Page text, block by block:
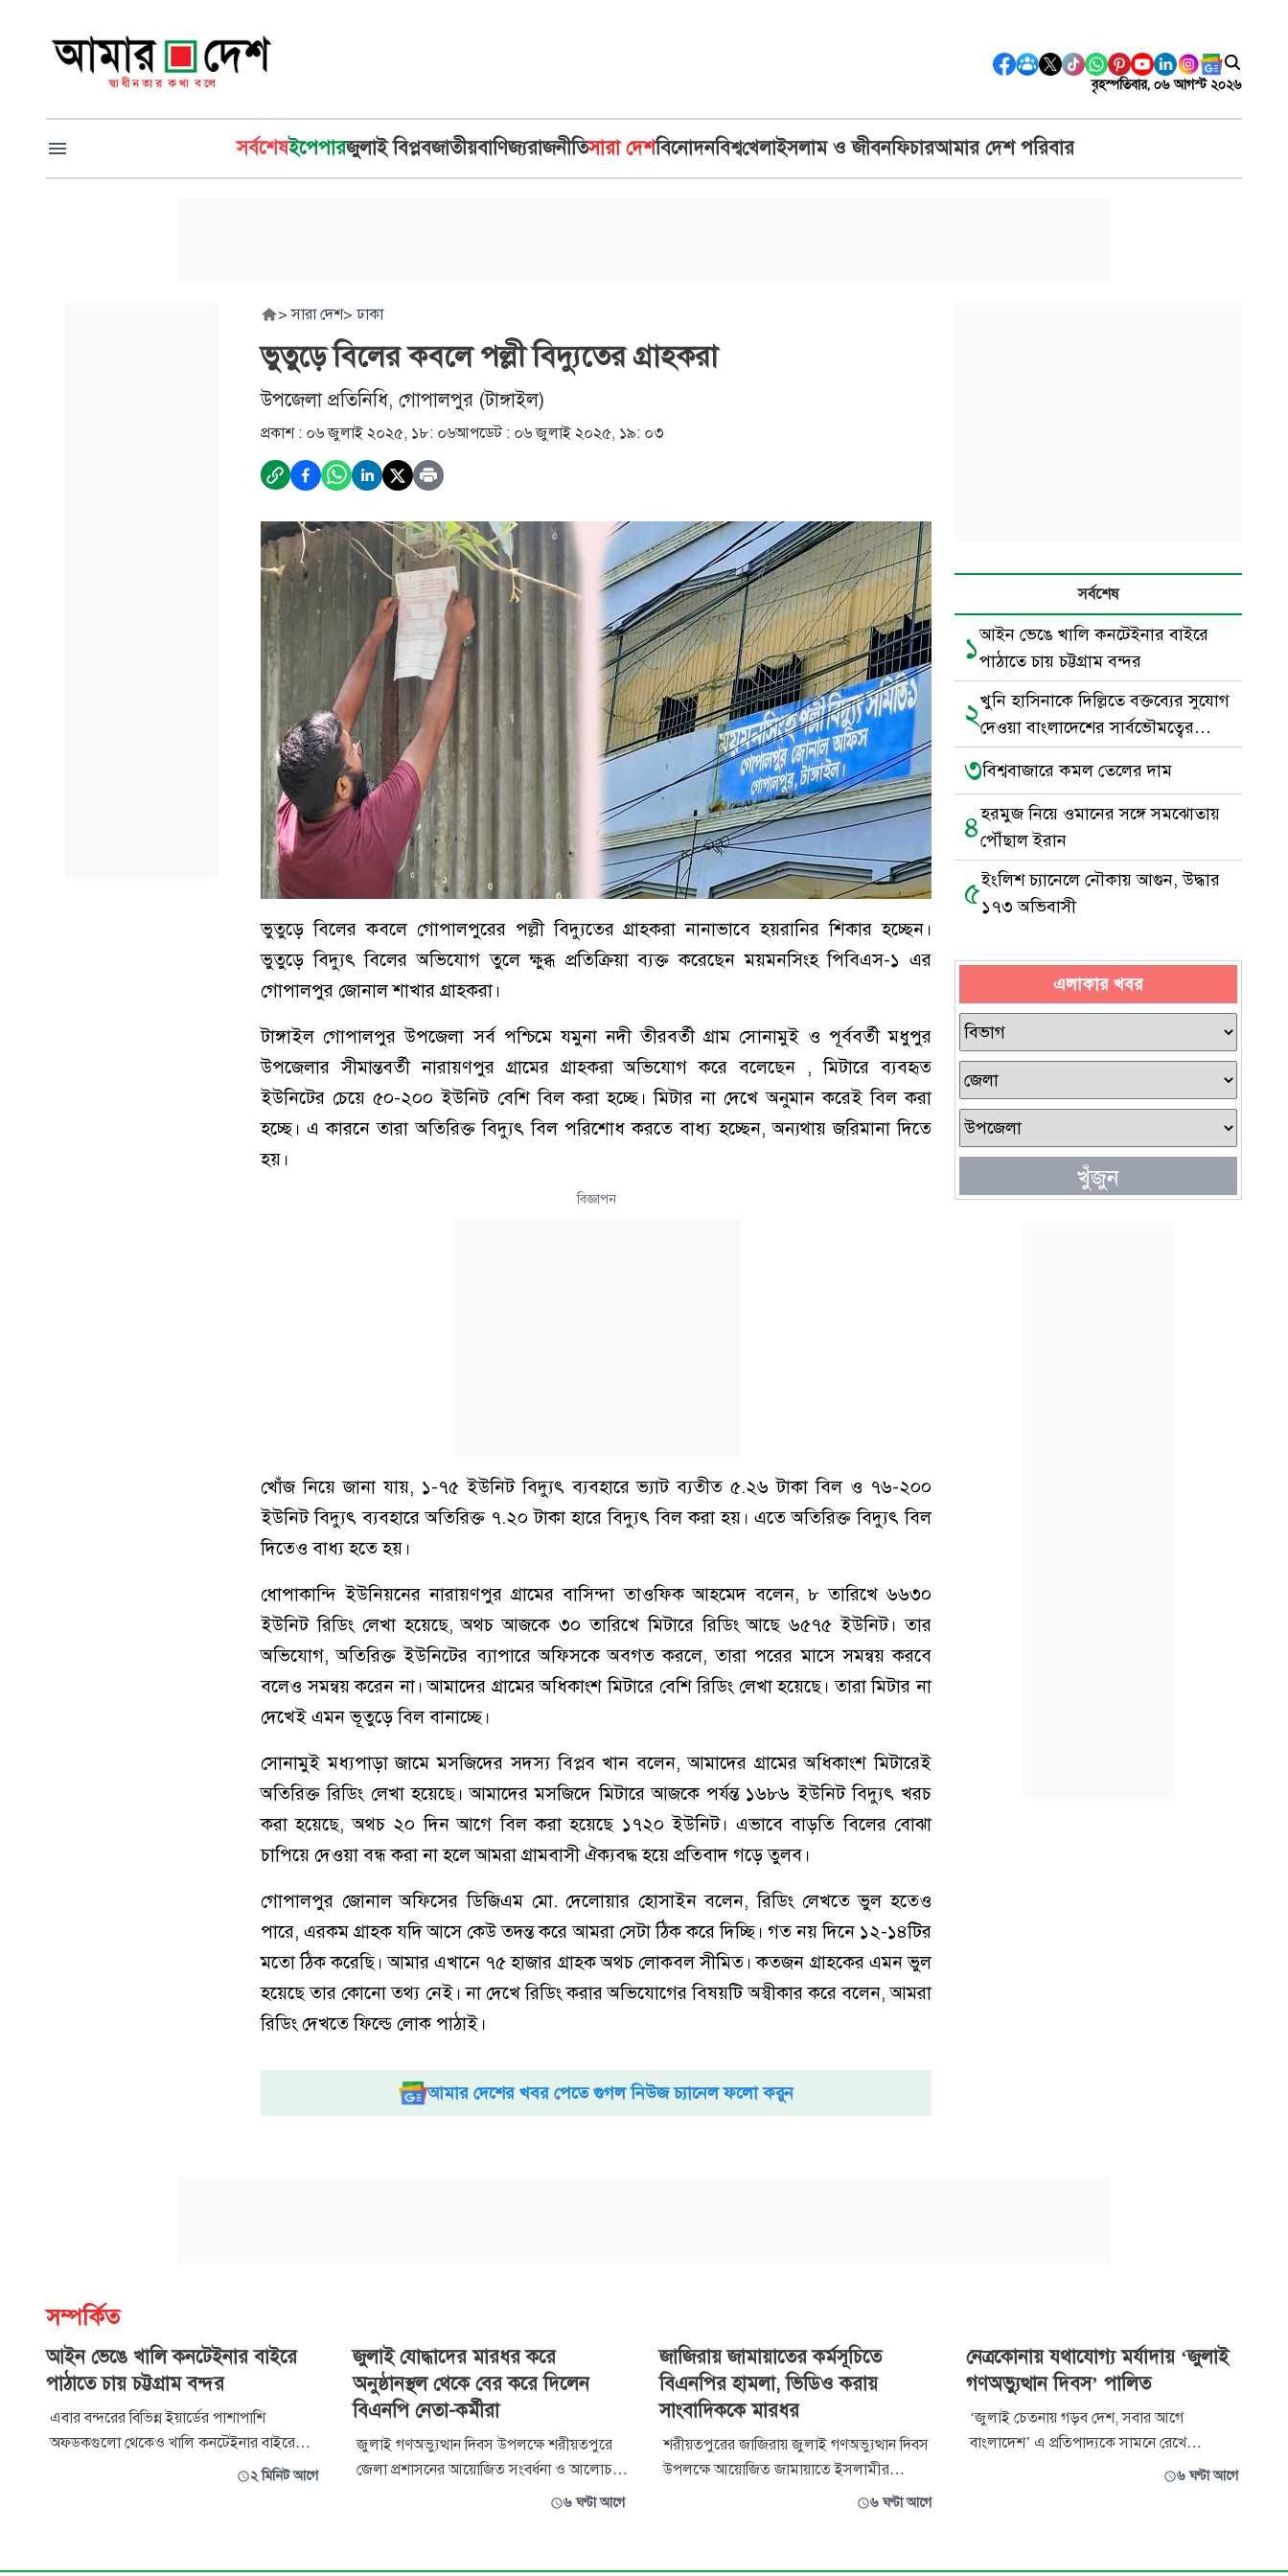
বৃহস্পতিবার, ০৬ আগস্ট ২০২৬
সর্বশেষইপেপারজুলাই বিপ্লবজাতীয়বাণিজ্যরাজনীতিসারা দেশবিনোদনবিশ্বখেলাইসলাম ও জীবনফিচারআমার দেশ পরিবার
> সারা দেশ> ঢাকা
ভুতুড়ে বিলের কবলে পল্লী বিদ্যুতের গ্রাহকরা
উপজেলা প্রতিনিধি, গোপালপুর (টাঙ্গাইল)
প্রকাশ : ০৬ জুলাই ২০২৫, ১৮: ০৬আপডেট : ০৬ জুলাই ২০২৫, ১৯: ০৩
ভুতুড়ে বিলের কবলে গোপালপুরের পল্লী বিদ্যুতের গ্রাহকরা নানাভাবে হয়রানির শিকার হচ্ছেন।
ভুতুড়ে বিদ্যুৎ বিলের অভিযোগ তুলে ক্ষুব্ধ প্রতিক্রিয়া ব্যক্ত করেছেন ময়মনসিংহ পিবিএস-১ এর
গোপালপুর জোনাল শাখার গ্রাহকরা।
টাঙ্গাইল গোপালপুর উপজেলা সর্ব পশ্চিমে যমুনা নদী তীরবর্তী গ্রাম সোনামুই ও পূর্ববর্তী মধুপুর
উপজেলার সীমান্তবর্তী নারায়ণপুর গ্রামের গ্রাহকরা অভিযোগ করে বলেছেন , মিটারে ব্যবহৃত
ইউনিটের চেয়ে ৫০-২০০ ইউনিট বেশি বিল করা হচ্ছে। মিটার না দেখে অনুমান করেই বিল করা
হচ্ছে। এ কারনে তারা অতিরিক্ত বিদ্যুৎ বিল পরিশোধ করতে বাধ্য হচ্ছেন, অন্যথায় জরিমানা দিতে
হয়।
বিজ্ঞাপন
খোঁজ নিয়ে জানা যায়, ১-৭৫ ইউনিট বিদ্যুৎ ব্যবহারে ভ্যাট ব্যতীত ৫.২৬ টাকা বিল ও ৭৬-২০০
ইউনিট বিদ্যুৎ ব্যবহারে অতিরিক্ত ৭.২০ টাকা হারে বিদ্যুৎ বিল করা হয়। এতে অতিরিক্ত বিদ্যুৎ বিল
দিতেও বাধ্য হতে হয়।
ধোপাকান্দি ইউনিয়নের নারায়ণপুর গ্রামের বাসিন্দা তাওফিক আহমেদ বলেন, ৮ তারিখে ৬৬৩০
ইউনিট রিডিং লেখা হয়েছে, অথচ আজকে ৩০ তারিখে মিটারে রিডিং আছে ৬৫৭৫ ইউনিট। তার
অভিযোগ, অতিরিক্ত ইউনিটের ব্যাপারে অফিসকে অবগত করলে, তারা পরের মাসে সমন্বয় করবে
বলেও সমন্বয় করেন না। আমাদের গ্রামের অধিকাংশ মিটারে বেশি রিডিং লেখা হয়েছে। তারা মিটার না
দেখেই এমন ভূতুড়ে বিল বানাচ্ছে।
সোনামুই মধ্যপাড়া জামে মসজিদের সদস্য বিপ্লব খান বলেন, আমাদের গ্রামের অধিকাংশ মিটারেই
অতিরিক্ত রিডিং লেখা হয়েছে। আমাদের মসজিদে মিটারে আজকে পর্যন্ত ১৬৮৬ ইউনিট বিদ্যুৎ খরচ
করা হয়েছে, অথচ ২০ দিন আগে বিল করা হয়েছে ১৭২০ ইউনিট। এভাবে বাড়তি বিলের বোঝা
চাপিয়ে দেওয়া বন্ধ করা না হলে আমরা গ্রামবাসী ঐক্যবদ্ধ হয়ে প্রতিবাদ গড়ে তুলব।
গোপালপুর জোনাল অফিসের ডিজিএম মো. দেলোয়ার হোসাইন বলেন, রিডিং লেখতে ভুল হতেও
পারে, এরকম গ্রাহক যদি আসে কেউ তদন্ত করে আমরা সেটা ঠিক করে দিচ্ছি। গত নয় দিনে ১২-১৪টির
মতো ঠিক করেছি। আমার এখানে ৭৫ হাজার গ্রাহক অথচ লোকবল সীমিত। কতজন গ্রাহকের এমন ভুল
হয়েছে তার কোনো তথ্য নেই। না দেখে রিডিং করার অভিযোগের বিষয়টি অস্বীকার করে বলেন, আমরা
রিডিং দেখতে ফিল্ডে লোক পাঠাই।
আমার দেশের খবর পেতে গুগল নিউজ চ্যানেল ফলো করুন
সর্বশেষ
১আইন ভেঙে খালি কনটেইনার বাইরে
পাঠাতে চায় চট্টগ্রাম বন্দর
২খুনি হাসিনাকে দিল্লিতে বক্তব্যের সুযোগ
দেওয়া বাংলাদেশের সার্বভৌমত্বের
অবমাননা
৩বিশ্ববাজারে কমল তেলের দাম
৪হরমুজ নিয়ে ওমানের সঙ্গে সমঝোতায়
পৌঁছাল ইরান
৫ইংলিশ চ্যানেলে নৌকায় আগুন, উদ্ধার
১৭৩ অভিবাসী
এলাকার খবর
খুঁজুন
সম্পর্কিত
আইন ভেঙে খালি কনটেইনার বাইরে
পাঠাতে চায় চট্টগ্রাম বন্দর
এবার বন্দরের বিভিন্ন ইয়ার্ডের পাশাপাশি
অফডকগুলো থেকেও খালি কনটেইনার বাইরে
পাঠিয়ে দেওয়ার উদ্যোগ নিয়েছে চট্টগ্রাম বন্দর
অনুমতি দিতে জাতীয় রাজস্ব বোর্ডকে (এনবিআ
২ মিনিট আগে
জুলাই যোদ্ধাদের মারধর করে
অনুষ্ঠানস্থল থেকে বের করে দিলেন
বিএনপি নেতা-কর্মীরা
জুলাই গণঅভ্যুত্থান দিবস উপলক্ষে শরীয়তপুরে
জেলা প্রশাসনের আয়োজিত সংবর্ধনা ও আলোচনা
সভাকে কেন্দ্র করে মারধর ও লাঞ্ছনার অভিযোগে
বিএনপির নেতা-কর্মীরা তাদের শারীরিকভাবে
৬ ঘণ্টা আগে
জাজিরায় জামায়াতের কর্মসূচিতে
বিএনপির হামলা, ভিডিও করায়
সাংবাদিককে মারধর
শরীয়তপুরের জাজিরায় জুলাই গণঅভ্যুত্থান দিবস
উপলক্ষে আয়োজিত জামায়াতে ইসলামীর
কর্মসূচিতে বিএনপি ও এর সহযোগী অঙ্গসংগঠনের
বিজয় টিভির জাজিরা প্রতিনিধি জুয়েল মিয়া
৬ ঘণ্টা আগে
নেত্রকোনায় যথাযোগ্য মর্যাদায় ‘জুলাই
গণঅভ্যুত্থান দিবস’ পালিত
‘জুলাই চেতনায় গড়ব দেশ, সবার আগে
বাংলাদেশ’ এ প্রতিপাদ্যকে সামনে রেখে
নেত্রকোনায় যথাযোগ্য মর্যাদা ও ভাবগাম্ভীর্যের মধ্য
দিবসটি পালন করা হয়।
৬ ঘণ্টা আগে